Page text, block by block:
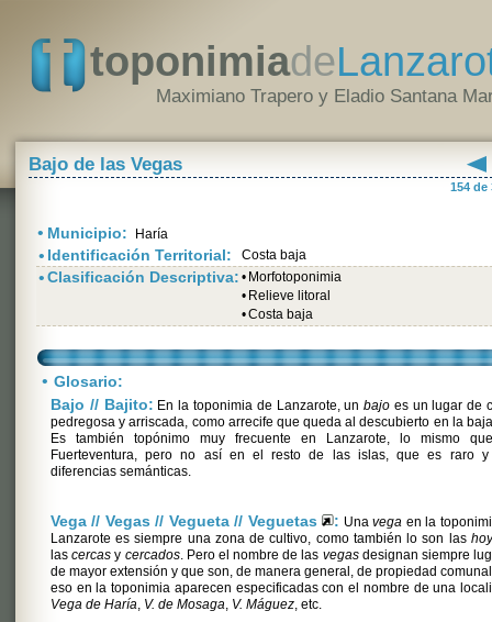
toponimiade
Maximiano Trapero y Eladio Santana
Bajo de las Vegas
154 de
• Municipio: Haría
• Identificación Territorial: Costa baja
•Clasificación Descriptiva: • Morfotoponimia
• Relieve litoral
•Costa baja
• Glosario:
Bajo // Bajito: En la toponimia de Lanzarote, unbajo es un lugar de
pedregosa y arriscada, como arrecife que queda al descubierto en la
Es también topónimo muy frecuente en Lanzarote, lo mismo
Fuerteventura, pero no así en el resto de las islas, que es raro y
diferencias semánticas.
Vega // Vegas // Vegueta // Veguetas : Unavega en la
Lanzarote es siempre una zona de cultivo, como también lo son las
lascercas y cercados. Pero el nombre de las vegasdesignan siempre
de mayor extensión y que son, de manera general, de propiedad
eso en la toponimia aparecen especificadas con el nombre de una
Vega de Haría, V. de Mosaga, V. Máguez, etc.